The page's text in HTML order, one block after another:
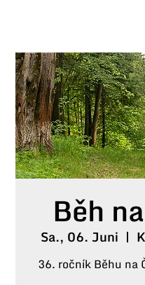
Běh
Sa., 06. Juni
  |
36. ročník Běhu na